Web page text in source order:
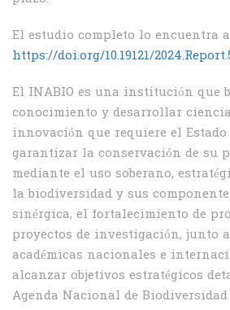
El estudio completo lo encuentra
https://doi.org/10.19121/
El INABIO es una institución que
conocimiento y desarrollar
innovación que requiere el
garantizar la conservación de su
mediante el uso soberano,
la biodiversidad y sus
sinérgica, el fortalecimiento de
proyectos de investigación, junto
académicas nacionales e
alcanzar objetivos estratégicos
Agenda Nacional de Biodiversidad